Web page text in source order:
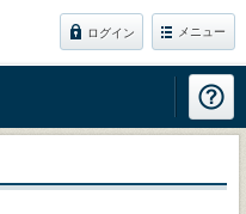
ログイン メニュー